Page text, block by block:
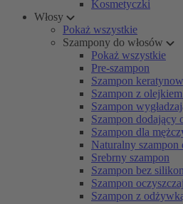
Kosmetyczki
Włosy
Pokaż wszystkie
Szampony do włosów
Pokaż wszystkie
Pre-szampon
Szampon
Szampon z
Szampon
Szampon dodający
Szampon dla
Naturalny szampon
Srebrny szampon
Szampon bez
Szampon
Szampon z